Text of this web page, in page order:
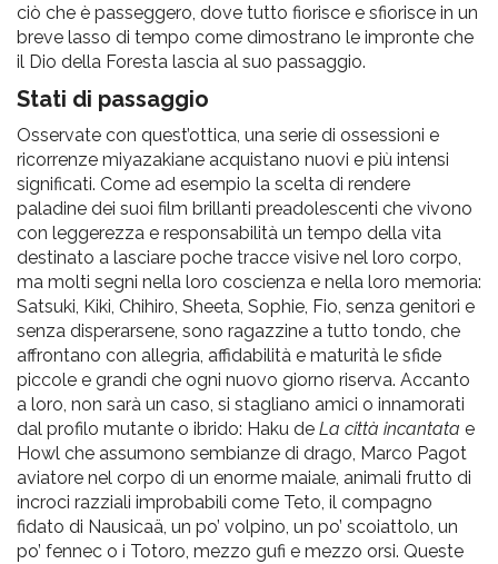
ciò che è passeggero, dove tutto fiorisce e sfiorisce in un
breve lasso di tempo come dimostrano le impronte che
il Dio della Foresta lascia al suo passaggio.
Stati di passaggio
Osservate con quest’ottica, una serie di ossessioni e
ricorrenze miyazakiane acquistano nuovi e più intensi
significati. Come ad esempio la scelta di rendere
paladine dei suoi film brillanti preadolescenti che vivono
con leggerezza e responsabilità un tempo della vita
destinato a lasciare poche tracce visive nel loro corpo,
ma molti segni nella loro coscienza e nella loro memoria:
Satsuki, Kiki, Chihiro, Sheeta, Sophie, Fio, senza genitori e
senza disperarsene, sono ragazzine a tutto tondo, che
affrontano con allegria, affidabilità e maturità le sfide
piccole e grandi che ogni nuovo giorno riserva. Accanto
a loro, non sarà un caso, si stagliano amici o innamorati
dal profilo mutante o ibrido: Haku de La città incantata e
Howl che assumono sembianze di drago, Marco Pagot
aviatore nel corpo di un enorme maiale, animali frutto di
incroci razziali improbabili come Teto, il compagno
fidato di Nausicaä, un po’ volpino, un po’ scoiattolo, un
po’ fennec o i Totoro, mezzo gufi e mezzo orsi. Queste